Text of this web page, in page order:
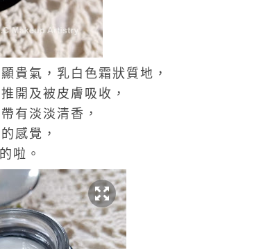
貴氣，乳白色霜狀質地，
開及被皮膚吸收，
有淡淡清香，
感覺，
啦。